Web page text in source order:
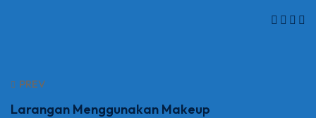
PREV
Larangan Menggunakan Makeup